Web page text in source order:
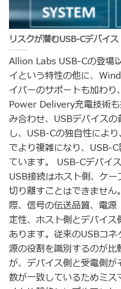
リスクが潜むUSB-Cデバイ
Allion Labs USB-Cの登場
イという特性の他に、
イバーのサポートも加わ
Power Delivery充電技術
み合わせ、USBデバイス
し、USB-Cの独自性によ
でより複雑になり、USB-
ています。 USB-Cデバイ
USB接続はホスト側、ケ
切り離すことはできませ
際、信号の伝送品質、電
定性、ホスト側とデバイ
あります。従来のUSBコ
源の役割を識別するのが
が、デバイス側と受電側が
数が一致しているためミ